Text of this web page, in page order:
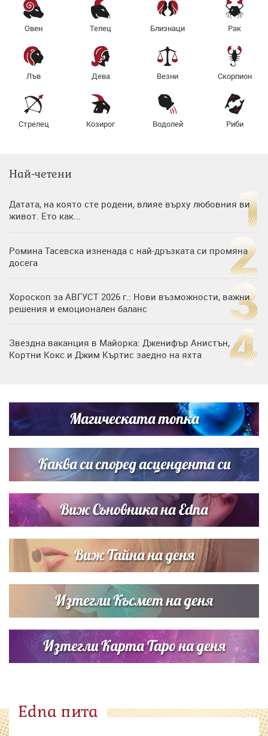
Овен Телец Близнаци Рак
Лъв Дева Везни Скорпион
Стрелец Козирог Водолей Риби
Най-четени
Датата, на която сте родени, влияе върху любовния ви
живот. Ето как...
Ромина Тасевска изненада с най-дръзката си промяна
досега
Хороскоп за АВГУСТ 2026 г.: Нови възможности, важни
решения и емоционален баланс
Звездна ваканция в Майорка: Дженифър Анистън,
Кортни Кокс и Джим Къртис заедно на яхта
си деца на семейна морска приказка
Дъщерята на Тодор Батков вдигна сватба, Стоичков и
Братя Аргирови я изненадаха с песен
Магическата топка
Каква си според асцендента си
Виж Съновника на Edna
Виж Тайна на деня
Изтегли Късмет на деня
Изтегли Карта Таро на деня
Edna пита